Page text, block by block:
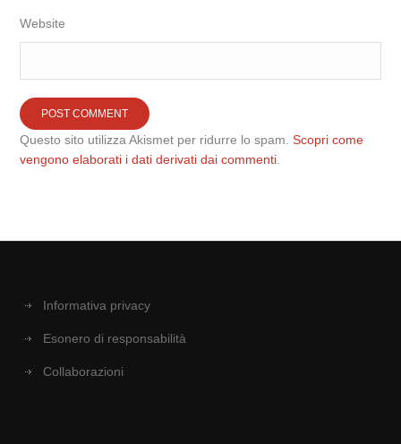
Website
Questo sito utilizza Akismet per ridurre lo spam.Scopri come
vengono elaborati i dati derivati dai commenti
Informativa privacy
Esonero di responsabilità
Collaborazioni